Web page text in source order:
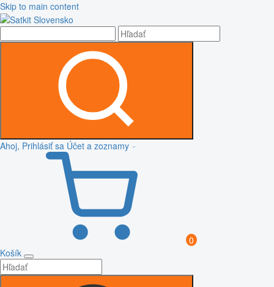
Skip to main content
Ahoj, Prihlásiť sa Účet a zoznamy
0
Košík